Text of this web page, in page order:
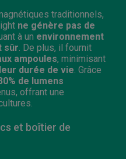
traditionnels,
ne génère pas de
à un environnement
sûr . De plus, il fournit
ampoules, minimisant
durée de vie . Grâce
de lumens
offrant une
et boîtier de